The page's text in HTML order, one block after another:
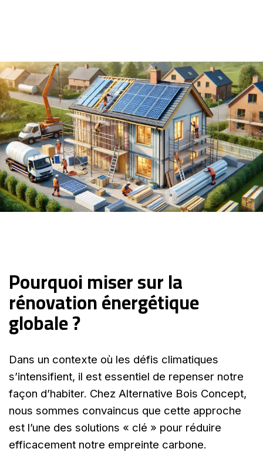
Pourquoi miser sur la
rénovation énergétique
globale ?
Dans un contexte où les défis climatiques
s’intensifient, il est essentiel de repenser notre
façon d’habiter. Chez Alternative Bois Concept,
nous sommes convaincus que cette approche
est l’une des solutions « clé » pour réduire
efficacement notre empreinte carbone.